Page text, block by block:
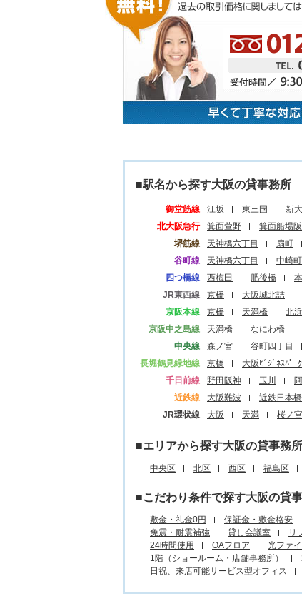
■駅名から探す大阪の貸事務所
御堂筋線 江坂 東三国 新
北大阪急行
箕面萱野 箕面船場
堺筋線
天神橋六丁目 扇町
谷町線
天神橋六丁目 中崎町
四つ橋線
西梅田 肥後橋
JR東西線
京橋 大阪城北詰
京阪本線
京橋 天満橋 北浜
京阪中之島線
天満橋 なにわ橋
中央線
森ノ宮 谷町四丁目
長堀鶴見緑地線
京橋 大阪ﾋﾞｼﾞﾈｽﾊﾟｰｸ
千日前線
野田阪神 玉川
近鉄線
大阪難波 近鉄日本橋
JR環状線
大阪 天満 桜ノ宮
■エリアから探す大阪の貸事務所
中央区 北区 西区 福島区
■こだわり条件で探す大阪の貸
敷金・礼金0円 保証金・敷金格安
免震・耐震補強
貸し会議室 リ
24時間使用
OAフロア 光ファ
1階（ショールーム・店舗事務所）
日祝、来店可能サービス型オフィス